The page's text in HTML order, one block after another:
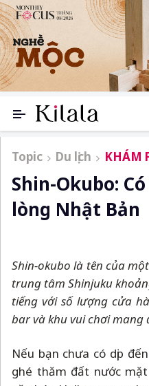
Topic Du lịch KHÁM
Shin-Okubo:
lòng Nhật Bản
Shin-okubo là tên của
trung tâm Shinjuku
tiếng với số lượng cửa
bar và khu vui chơi mang
Nếu bạn chưa có dịp
ghé thăm đất nước